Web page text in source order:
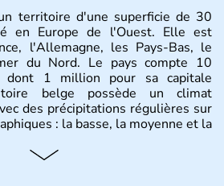
territoire d'une superficie de 30
en Europe de l'Ouest. Elle est
l'Allemagne, les Pays-Bas, le
du Nord. Le pays compte 10
dont 1 million pour sa capitale
belge possède un climat
des précipitations régulières sur
: la basse, la moyenne et la